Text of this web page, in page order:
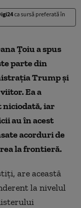
ca sursă preferată în
Ţoiu aspus
parte din
Trump şi
viitor.Eaa
niciodată, iar
au în acest
acorduri de
la frontieră.
are această
la nivelul